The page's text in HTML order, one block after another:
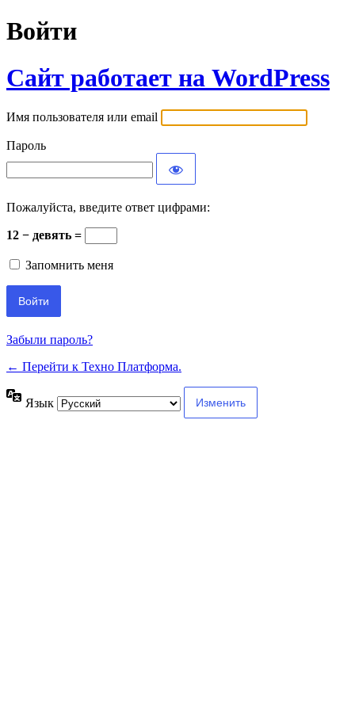
Войти
Сайт работает на WordPress
Имя пользователя или email
Пароль
Пожалуйста, введите ответ цифрами:
12 − девять =
Запомнить меня
Забыли пароль?
← Перейти к Техно Платформа.
Язык